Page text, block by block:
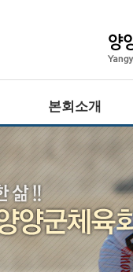
본회소개
설립목적 · 연혁
사업추진방향
CI
조직기구표